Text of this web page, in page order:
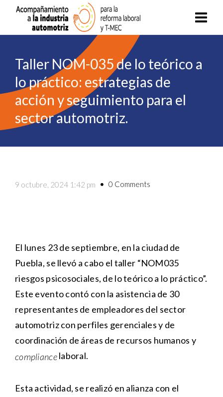
Taller NOM-035 de lo teórico a
lo práctico: estrategias de
acción y seguimiento para el
sector automotriz.
9 octubre, 2024 1:42 pm 0 Comments
El lunes 23 de septiembre, en la ciudad de
Puebla, se llevó a cabo el taller “NOM035
riesgos psicosociales, de lo teórico a lo práctico”.
Este evento contó con la asistencia de 30
representantes de empleadores del sector
automotriz con perfiles gerenciales y de
coordinación de áreas de recursos humanos y
compliancelaboral.
Esta actividad, se realizó en alianza con el